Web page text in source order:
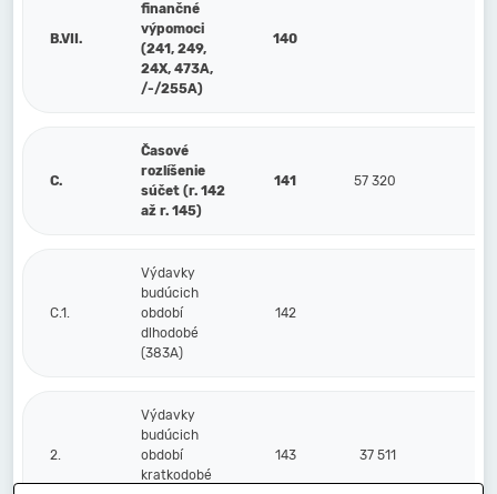
B.VII.
finančné
výpomoci
(241, 249,
24X, 473A,
/-/255A)
140
C.
Časové
rozlíšenie
súčet (r. 142
až r. 145)
141 57 320
C.1.
Výdavky
budúcich
období
dlhodobé
(383A)
142
2.
Výdavky
budúcich
období
kratkodobé
143 37 511